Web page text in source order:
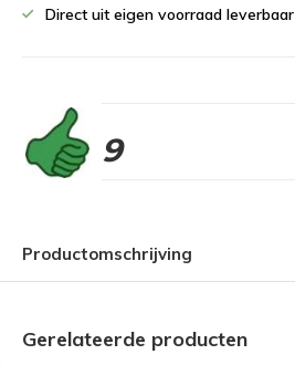
Direct uit eigen voorraad leverbaar
9
Productomschrijving
Gerelateerde producten